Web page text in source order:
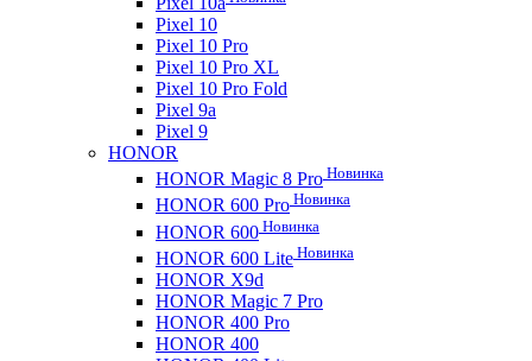
Pixel 10
Pixel 10 Pro
Pixel 10 Pro XL
Pixel 10 Pro Fold
Pixel 9a
Pixel 9
HONOR
HONOR Magic 8 Pro Новинка
HONOR 600 Pro Новинка
HONOR 600 Новинка
HONOR 600 Lite Новинка
HONOR X9d
HONOR Magic 7 Pro
HONOR 400 Pro
HONOR 400